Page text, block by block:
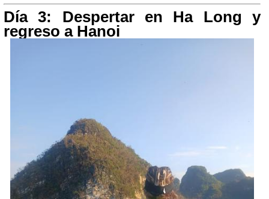
Día 3: Despertar en Ha Long y
regreso a Hanoi